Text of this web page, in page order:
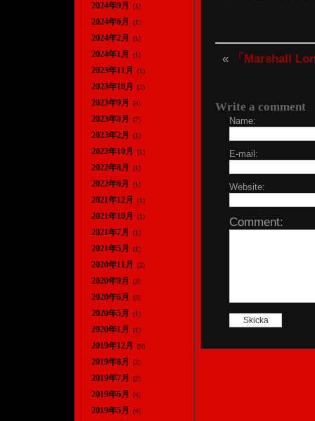
« 「Marshall
Write a comment
Name:
E-mail:
Website:
Comment:
2024年9月 (1)
2024年6月 (1)
2024年2月 (1)
2024年1月 (1)
2023年11月 (1)
2023年10月 (2)
2023年9月 (4)
2023年8月 (7)
2023年2月 (1)
2022年10月 (1)
2022年8月 (1)
2022年6月 (1)
2021年12月 (1)
2021年10月 (1)
2021年7月 (1)
2021年5月 (1)
2020年11月 (2)
2020年9月 (3)
2020年6月 (3)
2020年5月 (1)
2020年1月 (1)
2019年12月 (9)
2019年8月 (2)
2019年7月 (2)
2019年6月 (4)
2019年5月 (4)